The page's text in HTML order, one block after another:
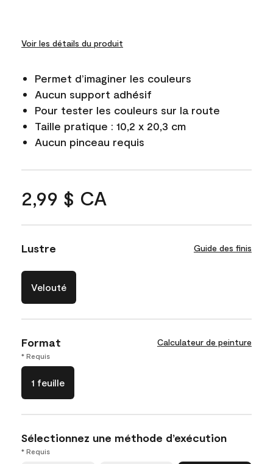
Voir les détails du produit
Permet d’imaginer les couleurs
Aucun support adhésif
Pour tester les couleurs sur la route
Taille pratique : 10,2 x 20,3 cm
Aucun pinceau requis
2,99 $ CA
Lustre Guide des finis
Velouté
Format Calculateur de peinture
* Requis
1 feuille
Sélectionnez une méthode d’exécution
* Requis